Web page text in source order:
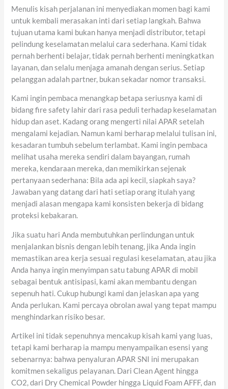
Menulis kisah perjalanan ini menyediakan momen bagi kami
untuk kembali merasakan inti dari setiap langkah. Bahwa
tujuan utama kami bukan hanya menjadi distributor, tetapi
pelindung keselamatan melalui cara sederhana. Kami tidak
pernah berhenti belajar, tidak pernah berhenti meningkatkan
layanan, dan selalu menjaga amanah dengan serius. Setiap
pelanggan adalah partner, bukan sekadar nomor transaksi.
Kami ingin pembaca menangkap betapa seriusnya kami di
bidang fire safety lahir dari rasa peduli terhadap keselamatan
hidup dan aset. Kadang orang mengerti nilai APAR setelah
mengalami kejadian. Namun kami berharap melalui tulisan ini,
kesadaran tumbuh sebelum terlambat. Kami ingin pembaca
melihat usaha mereka sendiri dalam bayangan, rumah
mereka, kendaraan mereka, dan memikirkan sejenak
pertanyaan sederhana: Bila ada api kecil, siapkah saya?
Jawaban yang datang dari hati setiap orang itulah yang
menjadi alasan mengapa kami konsisten bekerja di bidang
proteksi kebakaran.
Jika suatu hari Anda membutuhkan perlindungan untuk
menjalankan bisnis dengan lebih tenang, jika Anda ingin
memastikan area kerja sesuai regulasi keselamatan, atau jika
Anda hanya ingin menyimpan satu tabung APAR di mobil
sebagai bentuk antisipasi, kami akan membantu dengan
sepenuh hati. Cukup hubungi kami dan jelaskan apa yang
Anda perlukan. Kami percaya obrolan awal yang tepat mampu
menghindarkan risiko besar.
Artikel ini tidak sepenuhnya mencakup kisah kami yang luas,
tetapi kami berharap ia mampu menyampaikan esensi yang
sebenarnya: bahwa penyaluran APAR SNI ini merupakan
komitmen sekaligus pelayanan. Dari Clean Agent hingga
CO2, dari Dry Chemical Powder hingga Liquid Foam AFFF, dan